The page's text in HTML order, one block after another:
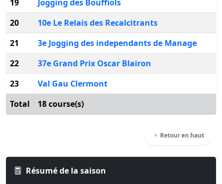
19
Jogging des Bouffiols
20
10e Le Relais des Recalcitrants
21
3e Jogging des independants de Manage
22
37e Grand Prix Oscar Blairon
23
Val Gau Clermont
Total
18 course(s)
Retour en haut
Résumé de la saison